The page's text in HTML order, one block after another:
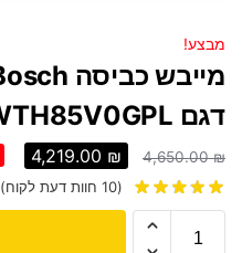
מבצע!
דגם WTH85V0GPL
4,650.00₪
4,219.00 ₪
(
10 חוות דעת לקוח)